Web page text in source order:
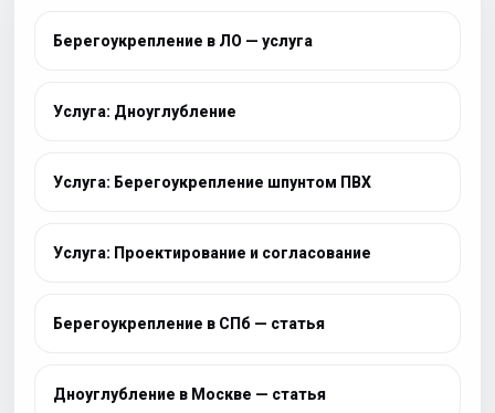
Берегоукрепление в ЛО — услуга
Услуга: Дноуглубление
Услуга: Берегоукрепление шпунтом ПВХ
Услуга: Проектирование и согласование
Берегоукрепление в СПб — статья
Дноуглубление в Москве — статья